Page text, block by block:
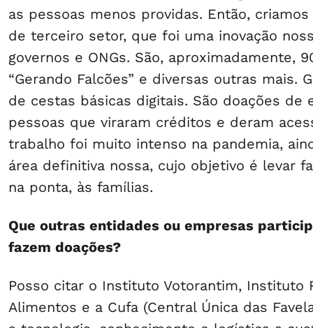
as pessoas menos providas. Então,
de terceiro setor, que foi uma inovação
governos e ONGs. São, aproximadamente,
“Gerando Falcões” e diversas outras mais.
de cestas básicas digitais. São doações de
pessoas que viraram créditos e deram
trabalho foi muito intenso na pandemia,
área definitiva nossa, cujo objetivo é levar
na ponta, às famílias.
Que outras entidades ou empresas
fazem doações?
Posso citar o Instituto Votorantim, Instituto
Alimentos e a Cufa (Central Única das